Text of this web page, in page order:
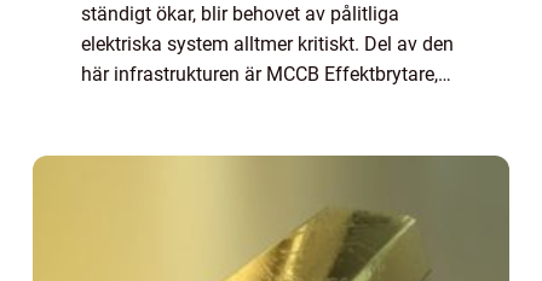
ständigt ökar, blir behovet av pålitliga
elektriska system alltmer kritiskt. Del av den
här infrastrukturen är MCCB Effektbrytare,